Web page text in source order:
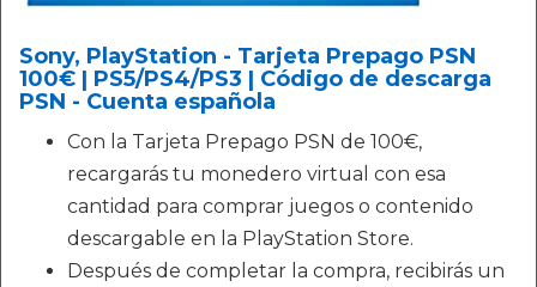
Sony, PlayStation - Tarjeta Prepago PSN
100€ | PS5/PS4/PS3 | Código de descarga
PSN - Cuenta española
Con la Tarjeta Prepago PSN de 100€,
recargarás tu monedero virtual con esa
cantidad para comprar juegos o contenido
descargable en la PlayStation Store.
Después de completar la compra, recibirás un